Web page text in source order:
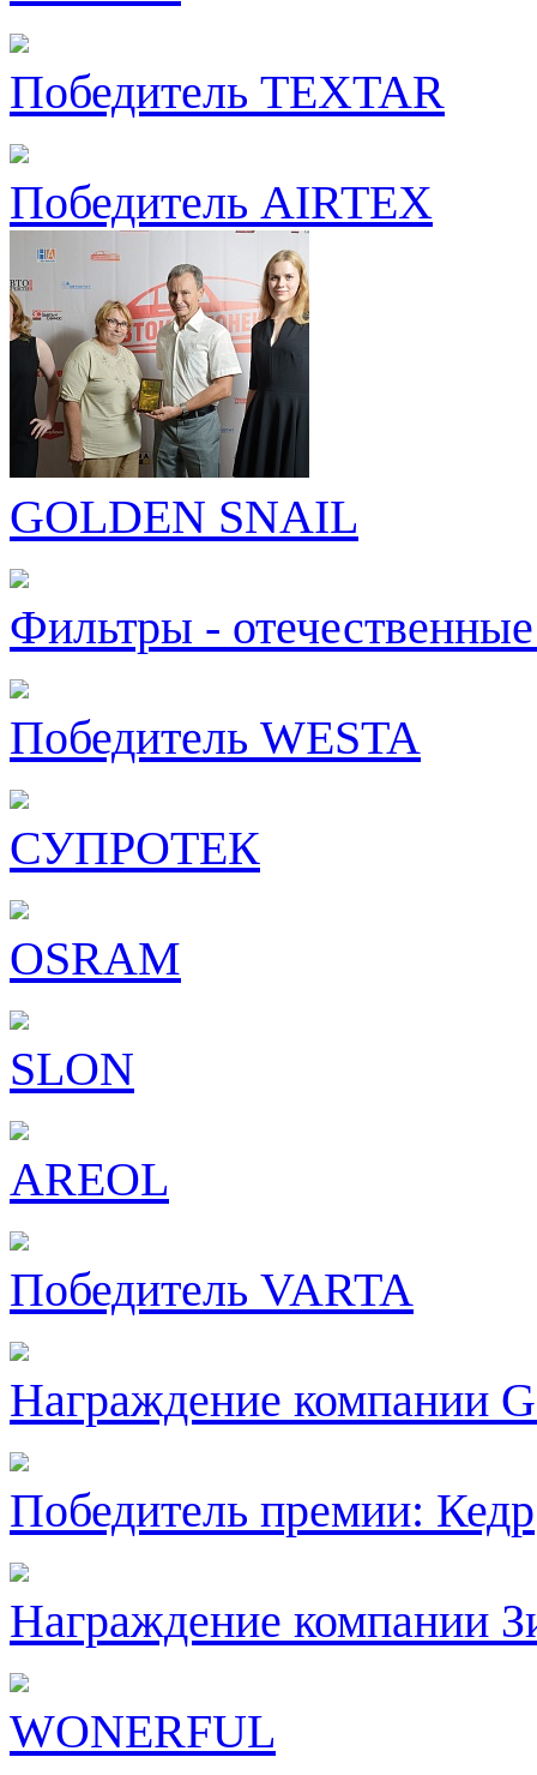
Победитель TEXTAR
Победитель AIRTEX
GOLDEN SNAIL
Фильтры -
Победитель WESTA
СУПРОТЕК
OSRAM
SLON
AREOL
Победитель VARTA
Награждение компании
Победитель премии: Кедр
Награждение компании
WONERFUL